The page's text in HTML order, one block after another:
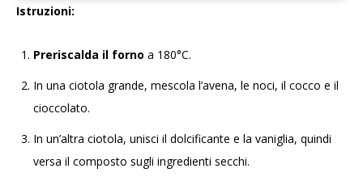
Istruzioni:
Preriscalda il forno a 180°C.
In una ciotola grande, mescola l’avena, le noci, il cocco e il
cioccolato.
In un’altra ciotola, unisci il dolcificante e la vaniglia, quindi
versa il composto sugli ingredienti secchi.